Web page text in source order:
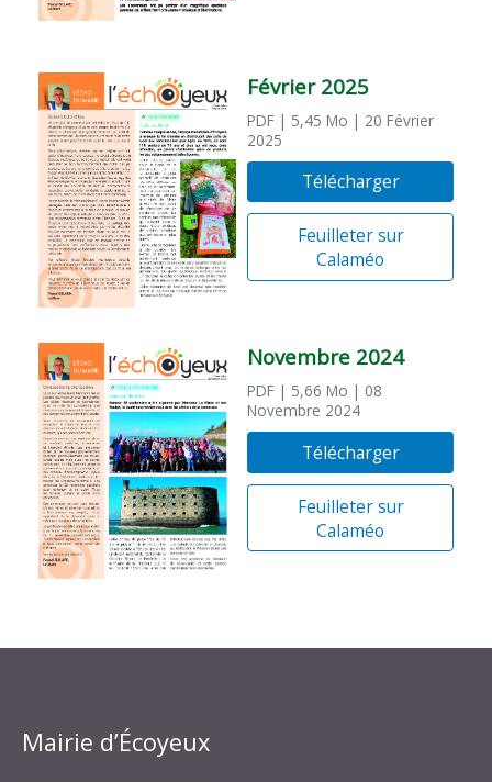
Février 2025
PDF | 5,45 Mo | 20 Février
2025
Télécharger
Feuilleter sur
Calaméo
Novembre 2024
PDF | 5,66 Mo | 08
Novembre 2024
Télécharger
Feuilleter sur
Calaméo
Mairie d’Écoyeux